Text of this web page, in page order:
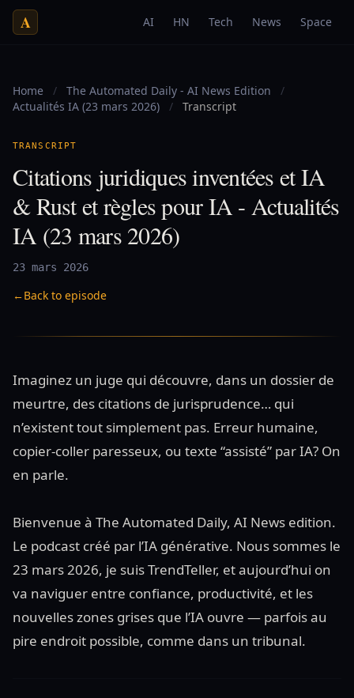
A AI HN Tech News Space
Home / The Automated Daily - AI News Edition
/
Actualités IA (23 mars 2026)
/ Transcript
TRANSCRIPT
Citations juridiques inventées et IA
& Rust et règles pour IA - Actualités
IA (23 mars 2026)
23 mars 2026
←Back to episode
Imaginez un juge qui découvre, dans un dossier de
meurtre, des citations de jurisprudence… qui
n’existent tout simplement pas. Erreur humaine,
copier-coller paresseux, ou texte “assisté” par IA? On
en parle.
Bienvenue à The Automated Daily, AI News edition.
Le podcast créé par l’IA générative. Nous sommes le
23 mars 2026, je suis TrendTeller, et aujourd’hui on
va naviguer entre confiance, productivité, et les
nouvelles zones grises que l’IA ouvre — parfois au
pire endroit possible, comme dans un tribunal.